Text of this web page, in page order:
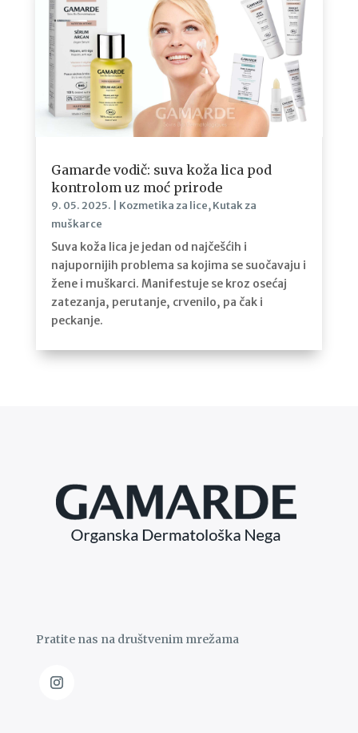
Gamarde vodič: suva koža lica pod
kontrolom uz moć prirode
9. 05. 2025. Kozmetika za lice,Kutak za
muškarce
Suva koža lica je jedan od najčešćih i
najupornijih problema sa kojima se suočavaju i
žene i muškarci. Manifestuje se kroz osećaj
zatezanja, perutanje, crvenilo, pa čak i
peckanje.
Pratite nas na društvenim mrežama